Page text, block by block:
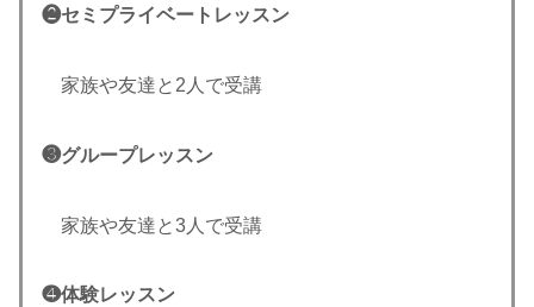
❷セミプライベートレッスン
家族や友達と2人で受講
❸グループレッスン
家族や友達と3人で受講
❹体験レッスン